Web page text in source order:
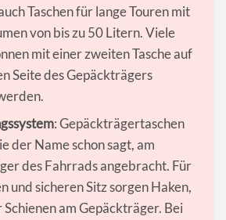
Taschen für lange Touren mit
von bis zu 50 Litern. Viele
mit einer zweiten Tasche auf
Seite des Gepäckträgers
: Gepäckträgertaschen
der Name schon sagt, am
des Fahrrads angebracht. Für
und sicheren Sitz sorgen Haken,
am Gepäckträger. Bei